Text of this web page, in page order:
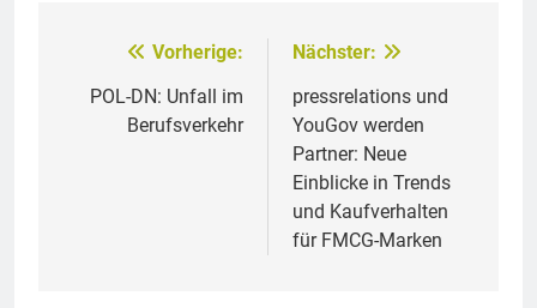
Beitragsnavigation
Vorherige:
POL-DN: Unfall im
Berufsverkehr
Nächster:
pressrelations und
YouGov werden
Partner: Neue
Einblicke in Trends
und Kaufverhalten
für FMCG-Marken